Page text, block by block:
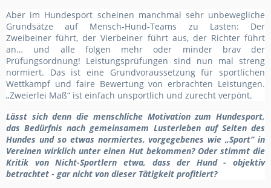
Aber im Hundesport scheinen manchmal sehr unbewegliche
Grundsätze auf Mensch-Hund-Teams zu Lasten: Der
Zweibeiner führt, der Vierbeiner führt aus, der Richter führt
an… und alle folgen mehr oder minder brav der
Prüfungsordnung! Leistungsprüfungen sind nun mal streng
normiert. Das ist eine Grundvoraussetzung für sportlichen
Wettkampf und faire Bewertung von erbrachten Leistungen.
„Zweierlei Maß“ ist einfach unsportlich und zurecht verpönt.
Lässt sich denn die menschliche Motivation zum Hundesport,
das Bedürfnis nach gemeinsamem Lusterleben auf Seiten des
Hundes und so etwas normiertes, vorgegebenes wie „Sport“ in
Vereinen wirklich unter einen Hut bekommen? Oder stimmt die
Kritik von Nicht-Sportlern etwa, dass der Hund - objektiv
betrachtet - gar nicht von dieser Tätigkeit profitiert?